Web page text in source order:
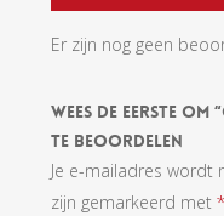
Er zijn nog geen
Wees De Eerste
Te Beoordelen
Je e-mailadres wordt
zijn gemarkeerd met *